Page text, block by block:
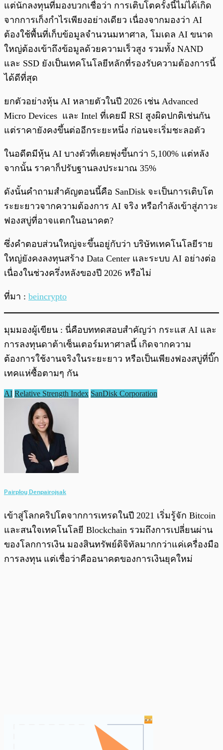
แต่นักลงทุนที่มองบวกเชื่อว่า การเติบโตครั้งนี้ไม่ได้เกิด
จากการเก็งกำไรเพียงอย่างเดียว เนื่องจากมองว่า AI
ต้องใช้พื้นที่เก็บข้อมูลจำนวนมหาศาล, โมเดล AI ขนาด
ใหญ่ต้องเข้าถึงข้อมูลด้วยความเร็วสูง รวมทั้ง NAND
และ SSD ยังเป็นเทคโนโลยีหลักที่รองรับความต้องการนี้
ได้ดีที่สุด
ยกตัวอย่างหุ้น AI หลายตัวในปี 2026 เช่น Advanced
Micro Devices และ Intel ที่เคยมี RSI สูงผิดปกติเช่นกัน
แต่ราคายังคงขึ้นต่ออีกระยะหนึ่ง ก่อนจะเริ่มชะลอตัว
ในอดีตมีหุ้น AI บางตัวที่เคยพุ่งขึ้นกว่า 5,100% แต่หลัง
จากนั้น ราคาก็ปรับฐานลงประมาณ 35%
ดังนั้นคำถามสำคัญตอนนี้คือ SanDisk จะเป็นการเติบโต
ระยะยาวจากความต้องการ AI จริง หรือกำลังเข้าสู่ภาวะ
ฟองสบู่ที่อาจแตกในอนาคต?
ซึ่งคำตอบส่วนใหญ่จะขึ้นอยู่กับว่า บริษัทเทคโนโลยีราย
ใหญ่ยังคงลงทุนสร้าง Data Center และระบบ AI อย่างต่อ
เนื่องในช่วงครึ่งหลังของปี 2026 หรือไม่
ที่มา : beincrypto
มุมมองผู้เขียน : นี่คือบททดสอบสำคัญว่า กระแส AI และ
การลงทุนดาต้าเซ็นเตอร์มหาศาลนี้ เกิดจากความ
ต้องการใช้งานจริงในระยะยาว หรือเป็นเพียงฟองสบู่ที่บิ๊ก
เทคแห่ซื้อตามๆ กัน
AI Relative Strength Index SanDisk Corporation
Pairploy Denpairojsak
เข้าสู่โลกคริปโตจากการเทรดในปี 2021 เริ่มรู้จัก Bitcoin
และสนใจเทคโนโลยี Blockchain รวมถึงการเปลี่ยนผ่าน
ของโลกการเงิน มองสินทรัพย์ดิจิทัลมากกว่าแค่เครื่องมือ
การลงทุน แต่เชื่อว่าคืออนาคตของการเงินยุคใหม่